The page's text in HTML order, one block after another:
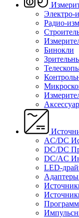
Электро-
Радио-
Бинокли
AC/DC
DC/DC
DC/AC
LED-